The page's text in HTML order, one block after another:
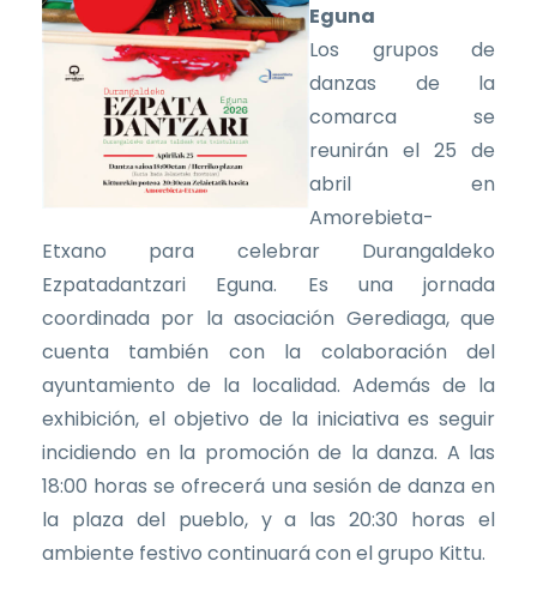
Eguna
Los grupos de
danzas de la
comarca se
reunirán el 25 de
abril en
Amorebieta-
Etxano para celebrar Durangaldeko
Ezpatadantzari Eguna. Es una jornada
coordinada por la asociación Gerediaga, que
cuenta también con la colaboración del
ayuntamiento de la localidad. Además de la
exhibición, el objetivo de la iniciativa es seguir
incidiendo en la promoción de la danza. A las
18:00 horas se ofrecerá una sesión de danza en
la plaza del pueblo, y a las 20:30 horas el
ambiente festivo continuará con el grupo Kittu.